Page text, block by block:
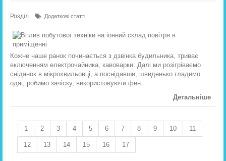
Розділ Додаткові статті
Кожне наше ранок починається з дзвінка будильника, триває
включенням електрочайника, кавоварки. Далі ми розігріваємо
сніданок в мікрохвильовці, а поснідавши, швиденько гладимо
одяг, робимо зачіску, використовуючи фен.
Детальніше
1 2 3 4 5 6 7 8 9 10 11
12 13 14 15 16 17